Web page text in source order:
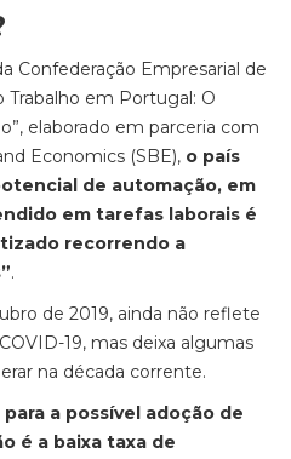
Confederação Empresarial de
Trabalho em Portugal: O
elaborado em parceria com
Economics (SBE), o país
de automação, em
em tarefas laborais é
recorrendo a
.
de 2019, ainda não reflete
19, mas deixa algumas
na década corrente.
a possível adoção de
é a baixa taxa de